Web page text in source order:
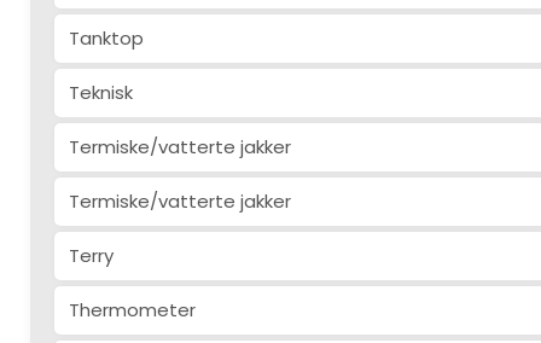
Tanktop
Teknisk
Termiske/vatterte jakker
Termiske/vatterte jakker
Terry
Thermometer